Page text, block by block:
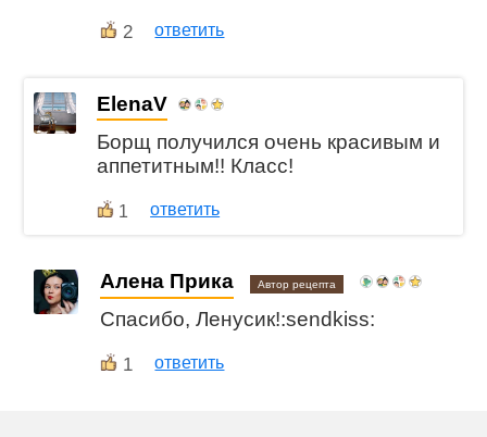
2 ответить
ElenaV
Борщ получился очень красивым и
аппетитным!! Класс!
1 ответить
Алена Прика Автор рецепта
Спасибо, Ленусик!:sendkiss:
1 ответить